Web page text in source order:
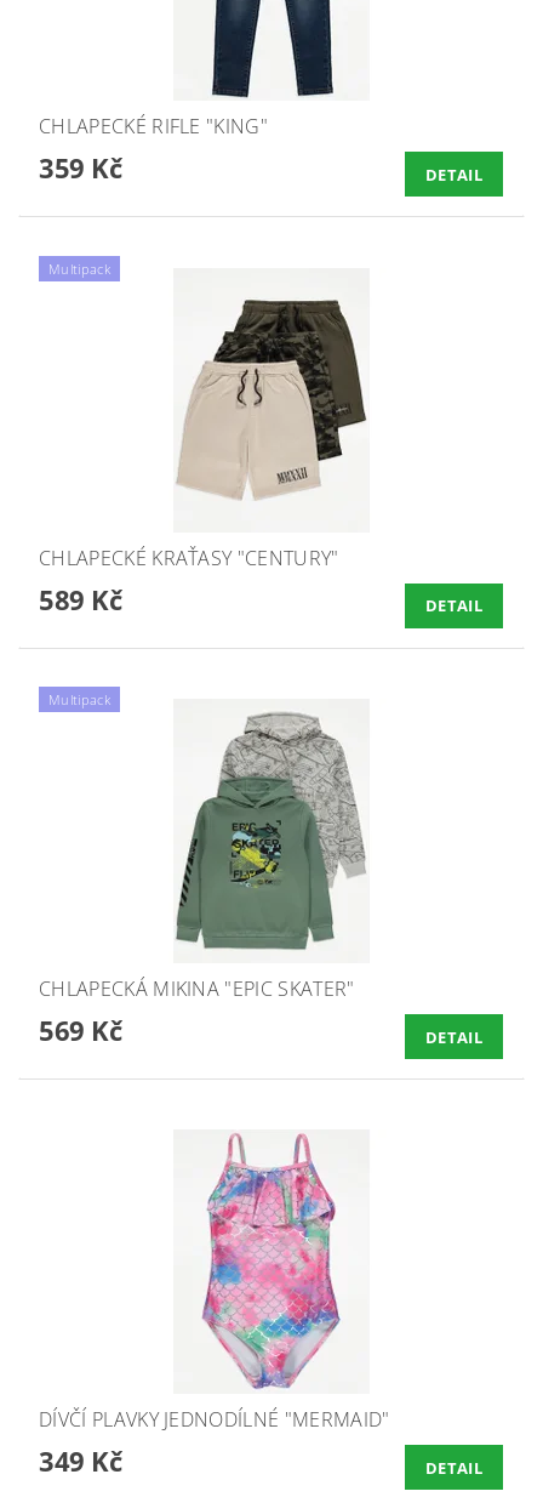
CHLAPECKÉ RIFLE "KING"
359 Kč DETAIL
Multipack
CHLAPECKÉ KRAŤASY "CENTURY"
589 Kč DETAIL
Multipack
CHLAPECKÁ MIKINA "EPIC SKATER"
569 Kč DETAIL
DÍVČÍ PLAVKY JEDNODÍLNÉ "MERMAID"
349 Kč DETAIL